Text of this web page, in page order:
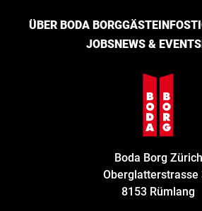
ÜBER BODA BORGGÄSTEINFOS
JOBSNEWS & EVENTS
Boda Borg Zürich
Oberglatterstrasse
8153 Rümlang